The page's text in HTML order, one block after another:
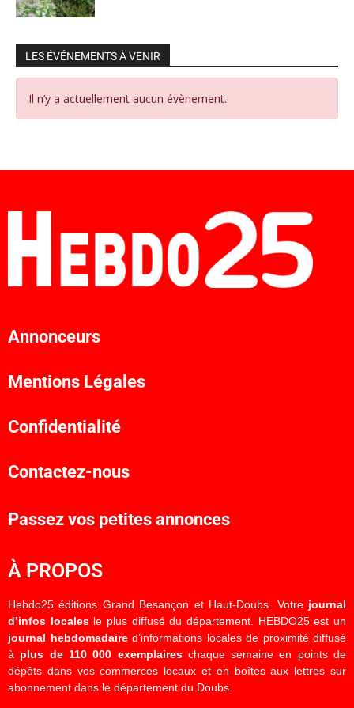
LES ÉVÉNEMENTS À VENIR
Il n’y a actuellement aucun évènement.
Annonceurs
Mentions Légales
Confidentialité
Contactez-nous
Passez vos petites annonces
À PROPOS
Hebdo25 éditions Grand Besançon et Haut-Doubs. Votre journal
d’infos localesle plus diffusé du département. HEBDO25 est un
journal hebdomadaired’informations locales de proximité diffusé
à plus de 110 000 exemplaireschaque semaine en points de
dépôts dans vos commerces locaux et en boîtes aux lettres sur
abonnement dans le département du Doubs.